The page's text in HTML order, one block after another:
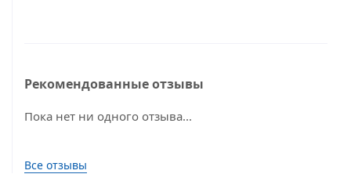
Рекомендованные отзывы
Пока нет ни одного отзыва...
Все отзывы